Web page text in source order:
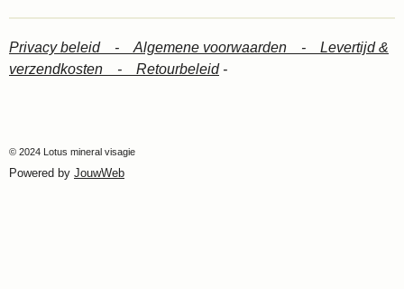
Privacy beleid - Algemene voorwaarden - Levertijd &
verzendkosten - Retourbeleid-
© 2024 Lotus mineral visagie
Powered by JouwWeb